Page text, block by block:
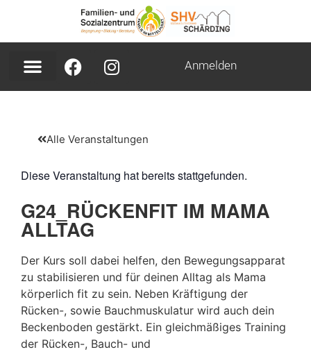
Anmelden
Alle Veranstaltungen
Diese Veranstaltung hat bereits stattgefunden.
G24_RÜCKENFIT IM MAMA
ALLTAG
Der Kurs soll dabei helfen, den Bewegungsapparat
zu stabilisieren und für deinen Alltag als Mama
körperlich fit zu sein. Neben Kräftigung der
Rücken-, sowie Bauchmuskulatur wird auch dein
Beckenboden gestärkt. Ein gleichmäßiges Training
der Rücken-, Bauch- und